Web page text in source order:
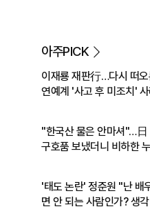
아주PICK
이재룡 재판行…다시 떠
연예계 '사고 후 미조치' 사
"한국산 물은 안마셔"…日
구호품 보냈더니 비하한
'태도 논란' 정준원 "난 배
면 안 되는 사람인가? 생